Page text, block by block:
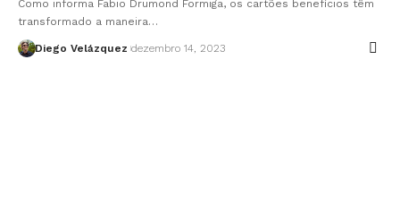
Como informa Fabio Drumond Formiga, os cartões benefícios têm
transformado a maneira…
Diego Velázquez dezembro 14, 2023